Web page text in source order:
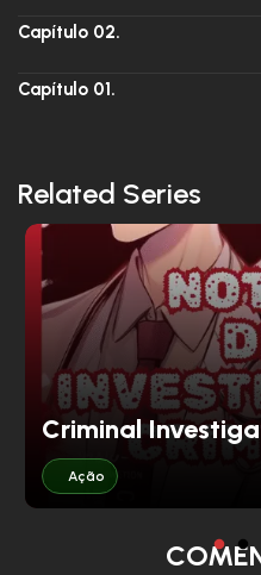
Capítulo 02.
Capítulo 01.
Related Series
Criminal
Ação